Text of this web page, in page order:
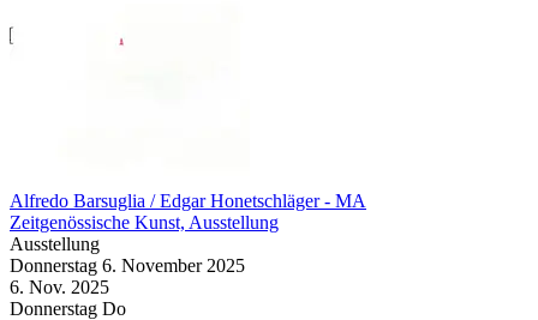
Alfredo Barsuglia / Edgar Honetschläger- MA
Zeitgenössische Kunst, Ausstellung
Ausstellung
Donnerstag 6. November 2025
6. Nov. 2025
Donnerstag Do